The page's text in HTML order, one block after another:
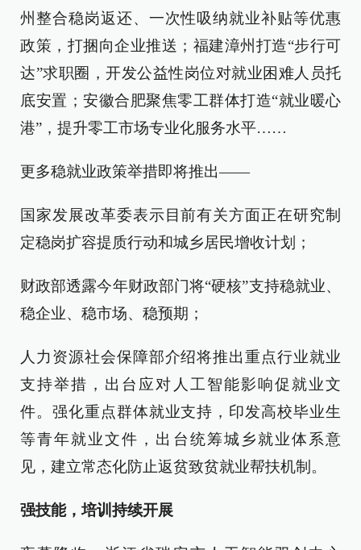
州整合稳岗返还、一次性吸纳就业补贴等优惠
政策，打捆向企业推送；福建漳州打造“步行可
达”求职圈，开发公益性岗位对就业困难人员托
底安置；安徽合肥聚焦零工群体打造“就业暖心
港”，提升零工市场专业化服务水平……
更多稳就业政策举措即将推出——
国家发展改革委表示目前有关方面正在研究制
定稳岗扩容提质行动和城乡居民增收计划；
财政部透露今年财政部门将“硬核”支持稳就业、
稳企业、稳市场、稳预期；
人力资源社会保障部介绍将推出重点行业就业
支持举措，出台应对人工智能影响促就业文
件。强化重点群体就业支持，印发高校毕业生
等青年就业文件，出台统筹城乡就业体系意
见，建立常态化防止返贫致贫就业帮扶机制。
强技能，培训持续开展